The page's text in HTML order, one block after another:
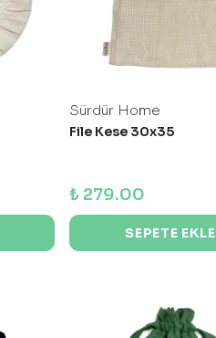
Sürdür Home
File Kese 30x35
₺ 279.00
SEPETE EKLE